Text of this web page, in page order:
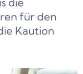
für den
Kaution